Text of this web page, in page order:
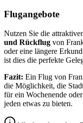
Flugangebote
Nutzen Sie die
und Rückflug von
oder eine längere
ist dies die perfekte
Fazit: Ein Flug von
die Möglichkeit, die
für ein Wochenende
jeden etwas zu bieten.